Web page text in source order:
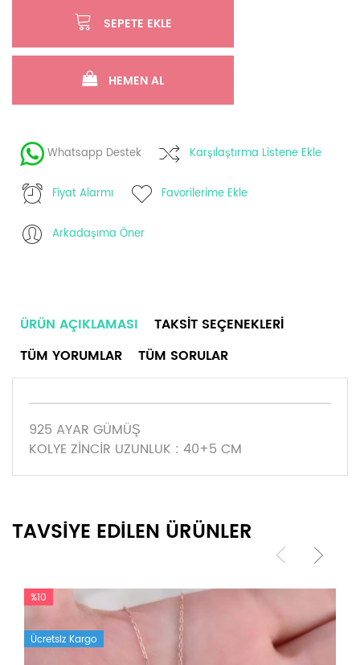
SEPETE EKLE
HEMEN AL
Whatsapp Destek Karşılaştırma Listene Ekle
Fiyat Alarmı Favorilerime Ekle
Arkadaşıma Öner
ÜRÜN AÇIKLAMASI
TAKSIT SEÇENEKLERI
TÜM YORUMLAR
TÜM SORULAR
925 AYAR GÜMÜŞ
KOLYE ZİNCİR UZUNLUK : 40+5 CM
TAVSİYE EDİLEN ÜRÜNLER
%10
Ücretsiz Kargo